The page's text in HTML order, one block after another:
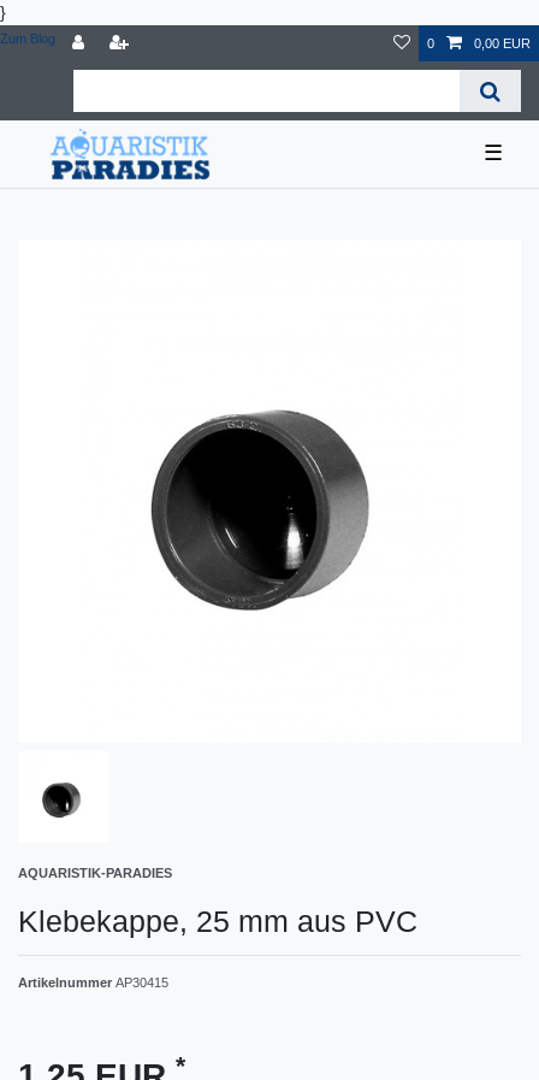
}
Zum Blog 0 0,00 EUR
☰
AQUARISTIK-PARADIES
Klebekappe, 25 mm aus PVC
Artikelnummer AP30415
*